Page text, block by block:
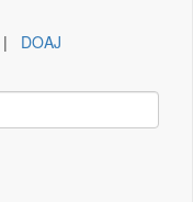
| DOAJ